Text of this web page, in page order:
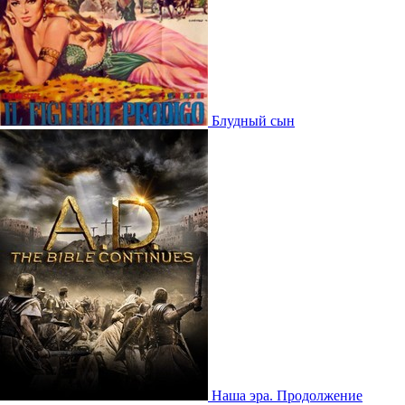
Блудный сын
Наша эра. Продолжение